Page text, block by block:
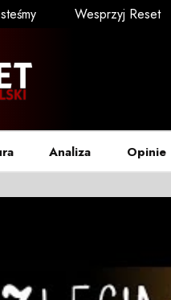
Wesprzyj Reset
Analiza Opinie